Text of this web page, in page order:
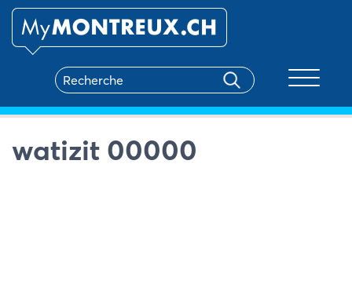
watizit 00000